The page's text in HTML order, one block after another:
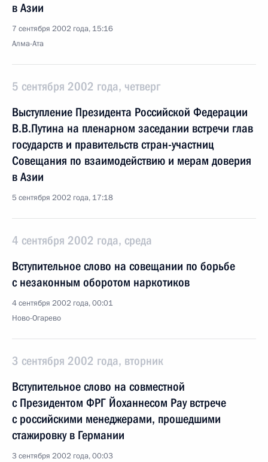
в Азии
7 сентября 2002 года, 15:16
Алма-Ата
5 сентября 2002 года, четверг
Выступление Президента Российской Федерации
В.В.Путина на пленарном заседании встречи глав
государств и правительств стран-участниц
Совещания по взаимодействию и мерам доверия
в Азии
5 сентября 2002 года, 17:18
4 сентября 2002 года, среда
Вступительное слово на совещании по борьбе
с незаконным оборотом наркотиков
4 сентября 2002 года, 00:01
Ново-Огарево
3 сентября 2002 года, вторник
Вступительное слово на совместной
с Президентом ФРГ Йоханнесом Рау встрече
с российскими менеджерами, прошедшими
стажировку в Германии
3 сентября 2002 года, 00:03